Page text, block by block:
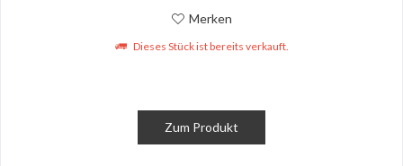
Merken
Dieses Stück ist bereits verkauft.
Zum Produkt